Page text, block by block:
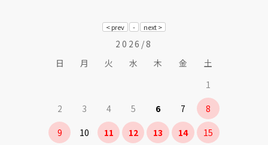
2026/8
日
月 火 水 木 金
土
1
2
3 4 5 6 7
8
9
10 11 12 13 14
15